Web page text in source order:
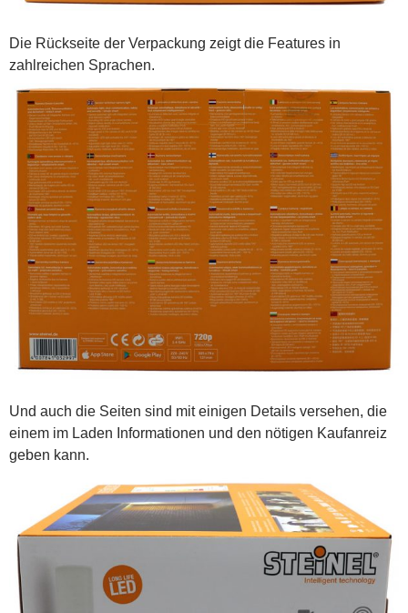
Die Rückseite der Verpackung zeigt die Features in
zahlreichen Sprachen.
Und auch die Seiten sind mit einigen Details versehen, die
einem im Laden Informationen und den nötigen Kaufanreiz
geben kann.